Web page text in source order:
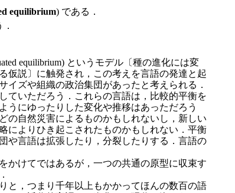
equilibrium) である．
equilibrium) というモデル〔種の進化には変
仮説〕に触発され，この考えを言語の発達と起
ズや組織の政治集団があったと考えられる．
ていただろう．これらの言語は，比較的平衡を
にゆったりした変化や推移はあっただろう
自然災害によるものかもしれないし，新しい
によりひき起こされたものかもしれない．平衡
や言語は拡張したり，分裂したりする．言語の
かけてではあるが，一つの共通の原型に収束す
と，つまり千年以上もかかってほんの数百の語